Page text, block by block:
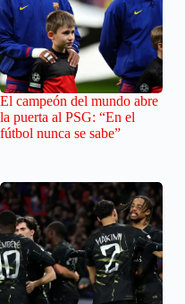
El campeón del mundo abre
la puerta al PSG: “En el
fútbol nunca se sabe”